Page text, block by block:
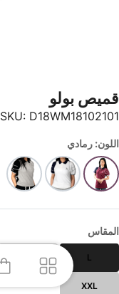
قميص بولو
SKU: D18WM18102101
اللون: رمادي
المقاس
L
XXL